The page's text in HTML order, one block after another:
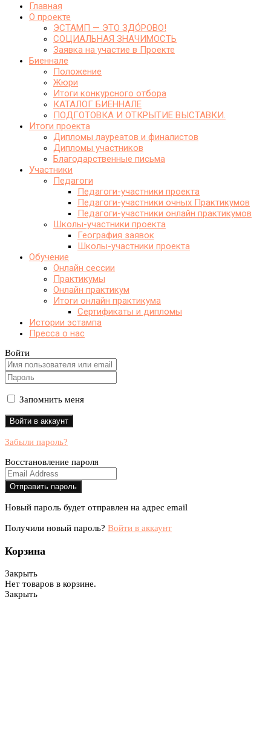
Главная
О проекте
ЭСТАМП — ЭТО ЗДО́РОВО!
СОЦИАЛЬНАЯ ЗНАЧИМОСТЬ
Заявка на участие в Проекте
Биеннале
Положение
Жюри
Итоги конкурсного отбора
КАТАЛОГ БИЕННАЛЕ
ПОДГОТОВКА И ОТКРЫТИЕ ВЫСТАВКИ.
Итоги проекта
Дипломы лауреатов и финалистов
Дипломы участников
Благодарственные письма
Участники
Педагоги
Педагоги-участники проекта
Педагоги-участники очных Практикумов
Педагоги-участники онлайн практикумов
Школы-участники проекта
География заявок
Школы-участники проекта
Обучение
Онлайн сессии
Практикумы
Онлайн практикум
Итоги онлайн практикума
Сертификаты и дипломы
Истории эстампа
Пресса о нас
Войти
Запомнить меня
Забыли пароль?
Восстановление пароля
Новый пароль будет отправлен на адрес email
Получили новый пароль? Войти в аккаунт
Корзина
Закрыть
Нет товаров в корзине.
Закрыть